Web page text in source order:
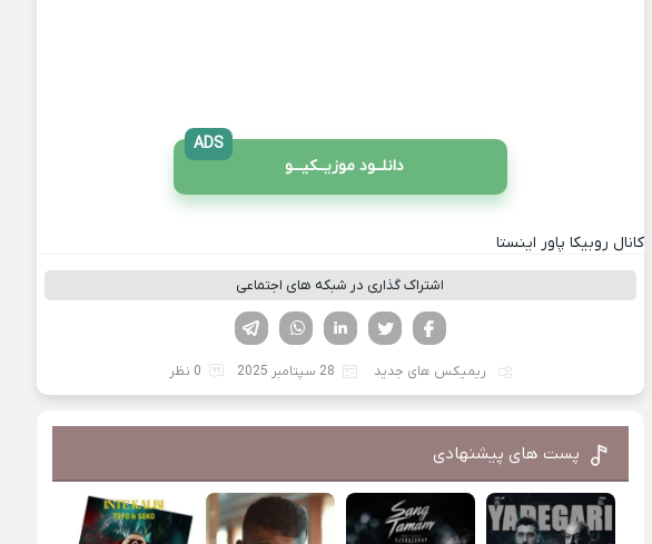
دانلــود موزیــکیـــو
ADS
کانال روبیکا پاور اینستا
اشتراک گذاری در شبکه های اجتماعی
لینکدین تویتر
فیسوک
ریمیکس های جدید 28 سپتامبر 2025 0 نظر
پست های پیشنهادی